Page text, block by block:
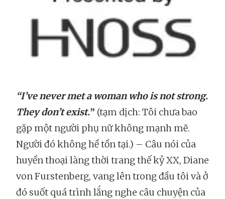
“I’ve never met a woman who is not strong.
They don’t exist.” (tạm dịch: Tôi chưa bao
gặp một người phụ nữ không mạnh mẽ.
Người đó không hề tồn tại.) – Câu nói của
huyền thoại làng thời trang thế kỷ XX, Diane
von Furstenberg, vang lên trong đầu tôi và ở
đó suốt quá trình lắng nghe câu chuyện của